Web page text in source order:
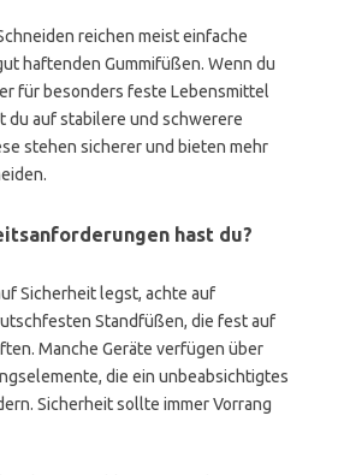
reichen meist einfache
haftenden Gummifüßen. Wenn du
für besonders feste Lebensmittel
du auf stabilere und schwerere
stehen sicherer und bieten mehr
hast du?
Sicherheit legst, achte auf
Standfüßen, die fest auf
Manche Geräte verfügen über
die ein unbeabsichtigtes
Sicherheit sollte immer Vorrang